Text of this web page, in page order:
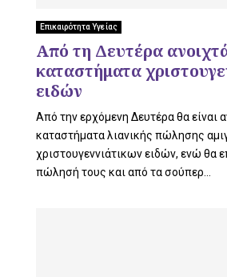
Επικαιρότητα Υγείας
Aπό τη Δευτέρα
καταστήματα
ειδών
Από την ερχόμενη Δευτέρα θα είναι
καταστήματα λιανικής πώλησης
χριστουγεννιάτικων ειδών, ενώ θα
πώλησή τους και από τα σούπερ...